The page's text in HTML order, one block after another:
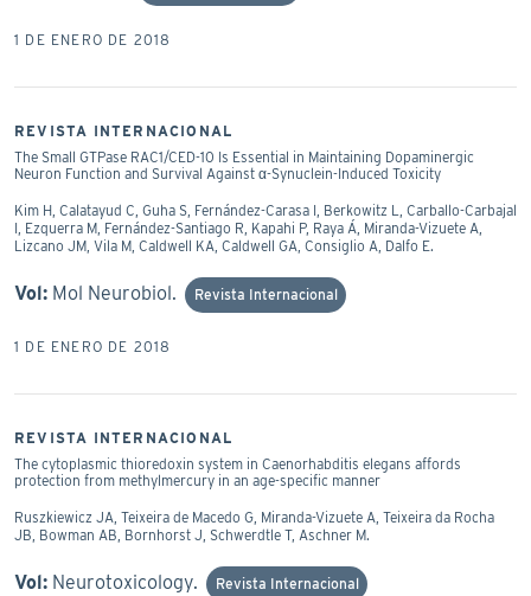
1 DE ENERO DE 2018
REVISTA INTERNACIONAL
The Small GTPase RAC1/CED-10 Is Essential in Maintaining Dopaminergic
Neuron Function and Survival Against α-Synuclein-Induced Toxicity
Kim H, Calatayud C, Guha S, Fernández-Carasa I, Berkowitz L, Carballo-Carbajal
I, Ezquerra M, Fernández-Santiago R, Kapahi P, Raya Á, Miranda-Vizuete A,
Lizcano JM, Vila M, Caldwell KA, Caldwell GA, Consiglio A, Dalfo E.
Vol: Mol Neurobiol. Revista Internacional
1 DE ENERO DE 2018
REVISTA INTERNACIONAL
The cytoplasmic thioredoxin system in Caenorhabditis elegans affords
protection from methylmercury in an age-specific manner
Ruszkiewicz JA, Teixeira de Macedo G, Miranda-Vizuete A, Teixeira da Rocha
JB, Bowman AB, Bornhorst J, Schwerdtle T, Aschner M.
Vol: Neurotoxicology. Revista Internacional